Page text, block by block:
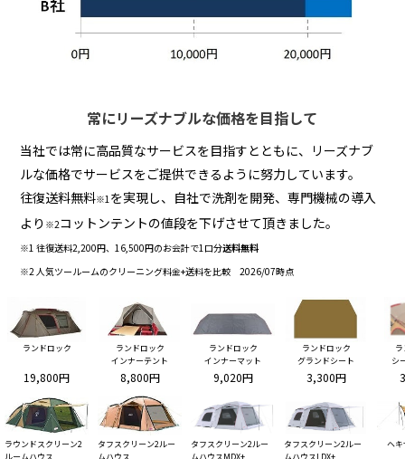
常にリーズナブルな価格を目指して
当社では常に高品質なサービスを目指すとともに、リーズナブ
ルな価格でサービスをご提供できるように努力しています。
往復送料無料※1を実現し、自社で洗剤を開発、専門機械の導入
より ※2コットンテントの値段を下げさせて頂きました。
※1 往復送料2,200円、16,500円のお会計で1口分送料無料
※2 人気ツールームのクリーニング料金+送料を比較 2026/07時点
ランドロック
19,800円
ランドロック
インナーテント
8,800円
ランドロック
インナーマット
9,020円
ランドロック
グランドシート
3,300円
シ
ラウンドスクリーン2
タフスクリーン2ルー
タフスクリーン2ルー
タフスクリーン2ルー
ヘキ